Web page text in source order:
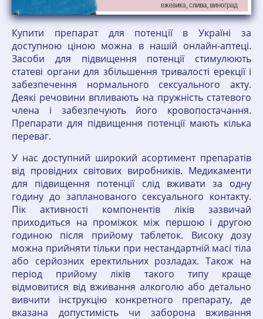
Купити препарат для потенції в Україні за
доступною ціною можна в нашій онлайн-аптеці.
Засоби для підвищення потенції стимулюють
статеві органи для збільшення тривалості ерекції і
забезпечення нормального сексуального акту.
Деякі речовини впливають на пружність статевого
члена і забезпечують його кровопостачання.
Препарати для підвищення потенції мають кілька
переваг.
У нас доступний широкий асортимент препаратів
від провідних світових виробників. Медикаменти
для підвищення потенції слід вживати за одну
годину до запланованого сексуального контакту.
Пік активності компонентів ліків зазвичай
приходиться на проміжок між першою і другою
годиною після прийому таблеток. Високу дозу
можна прийняти тільки при нестандартній масі тіла
або серйозних еректильних розладах. Також на
період прийому ліків такого типу краще
відмовитися від вживання алкоголю або детально
вивчити інструкцію конкретного препарату, де
вказана допустимість чи заборона вживання